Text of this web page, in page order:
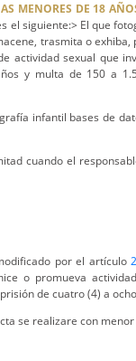
MENORES DE 18
el siguiente:> El que
trasmita o
actividad sexual que
y multa de 150 a
infantil bases de
cuando el
por el artículo
o promueva
de cuatro (4) a
se realizare con